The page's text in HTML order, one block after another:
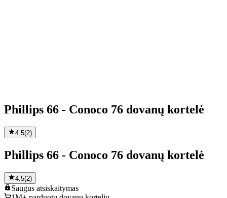
Phillips 66 - Conoco 76 dovanų kortelė
4.5(2)
Phillips 66 - Conoco 76 dovanų kortelė
4.5(2)
Saugus atsiskaitymas